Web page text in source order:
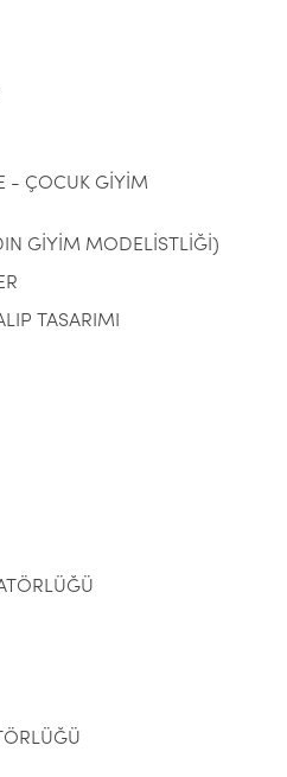
- ÇOCUK GİYİM
GİYİM MODELİSTLİĞİ)
TASARIMI